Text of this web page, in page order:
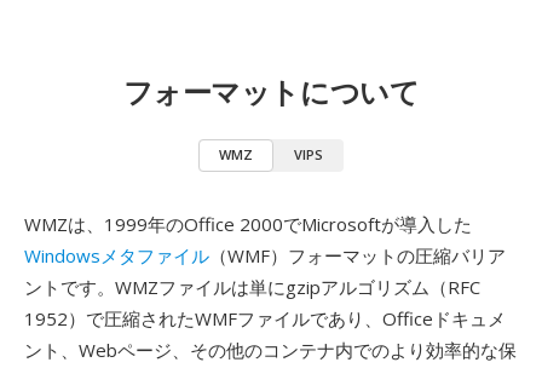
フォーマットについて
WMZ VIPS
WMZは、1999年のOffice 2000でMicrosoftが導入した
Windowsメタファイル （WMF）フォーマットの圧縮バリア
ントです。WMZファイルは単にgzipアルゴリズム（RFC
1952）で圧縮されたWMFファイルであり、Officeドキュメ
ント、Webページ、その他のコンテナ内でのより効率的な保